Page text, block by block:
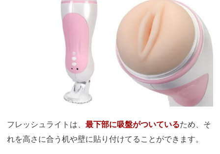
https://pics.dmm.co.jp/mono/goods/ho6920/ho6920jp-004.jpg
フレッシュライトは、 最下部に吸盤がついているため、そ
れを高さに合う机や壁に貼り付けてることができます。